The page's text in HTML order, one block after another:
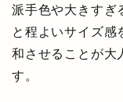
派手色や大きすぎ
と程よいサイズ感
和させることが大
す。